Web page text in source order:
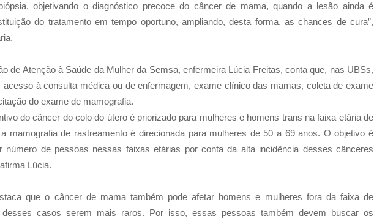
objetivando o diagnóstico precoce do câncer de mama, quando a lesão ainda é
do tratamento em tempo oportuno, ampliando, desta forma, as chances de cura”,
de Atenção à Saúde da Mulher da Semsa, enfermeira Lúcia Freitas, conta que, nas UBSs,
acesso à consulta médica ou de enfermagem, exame clínico das mamas, coleta de exame
do exame de mamografia.
do câncer do colo do útero é priorizado para mulheres e homens trans na faixa etária de
mamografia de rastreamento é direcionada para mulheres de 50 a 69 anos. O objetivo é
número de pessoas nessas faixas etárias por conta da alta incidência desses cânceres
Lúcia.
que o câncer de mama também pode afetar homens e mulheres fora da faixa de
desses casos serem mais raros. Por isso, essas pessoas também devem buscar os